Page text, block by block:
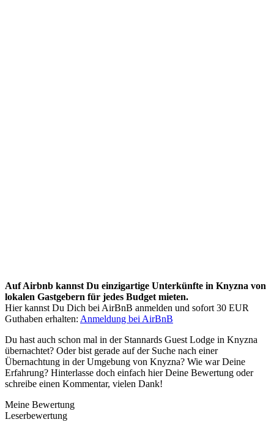
Auf Airbnb kannst Du einzigartige Unterkünfte in Knyzna von
lokalen Gastgebern für jedes Budget mieten.
Hier kannst Du Dich bei AirBnB anmelden und sofort 30 EUR
Guthaben erhalten: Anmeldung bei AirBnB
Du hast auch schon mal in der Stannards Guest Lodge in Knyzna
übernachtet? Oder bist gerade auf der Suche nach einer
Übernachtung in der Umgebung von Knyzna? Wie war Deine
Erfahrung? Hinterlasse doch einfach hier Deine Bewertung oder
schreibe einen Kommentar, vielen Dank!
Meine Bewertung
Leserbewertung